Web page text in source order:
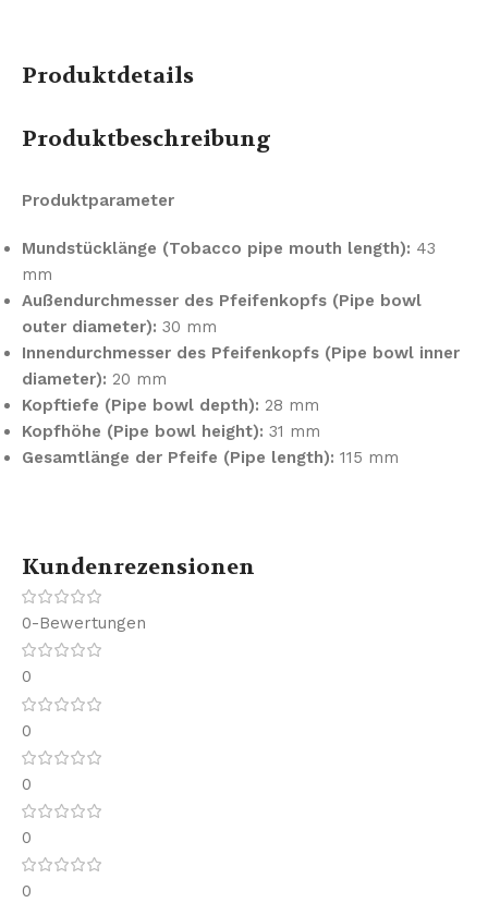
Produktdetails
Produktbeschreibung
Produktparameter
Mundstücklänge (Tobacco pipe mouth length): 43
mm
Außendurchmesser des Pfeifenkopfs (Pipe bowl
outer diameter): 30 mm
Innendurchmesser des Pfeifenkopfs (Pipe bowl inner
diameter): 20 mm
Kopftiefe (Pipe bowl depth): 28 mm
Kopfhöhe (Pipe bowl height): 31 mm
Gesamtlänge der Pfeife (Pipe length): 115 mm
Kundenrezensionen
0-Bewertungen
0
0
0
0
0